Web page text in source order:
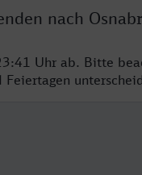
nach
Uhr ab. Bitte